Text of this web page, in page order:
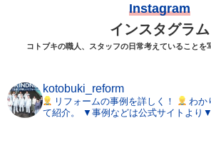
Instagram
インスタグラム
コトブキの職人、スタッフの日常考えていることを
kotobuki_reform
リフォームの事例を詳しく！
わか
て紹介。
▼事例などは公式サイトより▼